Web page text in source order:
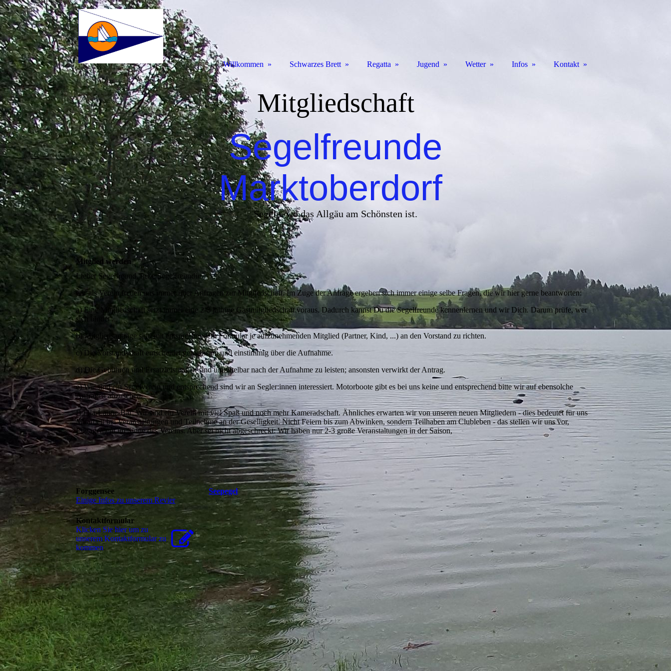
Mitgliedschaft
Segelfreunde
Marktoberdorf
Segeln, wo das Allgäu am Schönsten ist.
Mitglied werden
Lieber Segelfreund, liebe Segelfreundin,
wir als Verein freuen uns immer über Anfragen zur Mitgliedschaft. Im Zuge der Anfrage ergeben sich immer einige selbe Fragen, die wir hier gerne beantworten:
a) Eine Mitgliedschaft setzt immer eine 2-3 jährige Gastmitgliedschaft voraus. Dadurch kannst Du die Segelfreunde kennenlernen und wir Dich. Darum prüfe, wer
sich bindet ...
b) Mitgliedsanträge sind mit entsprechendem Formular je aufzunehmenden Mitglied (Partner, Kind, ...) an den Vorstand zu richten.
c) Die Vorstandschaft entscheidet gemeinsam und einstimmig über die Aufnahme.
d) Die Gebühren und Ersatzleistungen sind unmittelbar nach der Aufnahme zu leisten; ansonsten verwirkt der Antrag.
e) Wir sind ein Segelverein und entsprechend sind wir an Segler:innen interessiert. Motorboote gibt es bei uns keine und entsprechend bitte wir auf ebensolche
Anfragen abzusehen.
f) Lila-Laune-Bär: Wir sind ein Verein mit viel Spaß und noch mehr Kameradschaft. Ähnliches erwarten wir von unseren neuen Mitgliedern - dies bedeutet für uns
Mitarbeit bei Veranstaltungen und Teilnehme an der Geselligkeit. Nicht Feiern bis zum Abwinken, sondern Teilhaben am Clubleben - das stellen wir uns vor,
Engagement im Sinne des Vereins. Aber sei nicht abgeschreckt: Wir haben nur 2-3 große Veranstaltungen in der Saison,
Forggensee
Einige Infos zu unserem Revier
Kontaktformular
Klicken Sie hier um zu
unserem Kon­takt­for­mu­lar zu
kommen
Seepegel
Für aktuelle Werte bitte auf
Bezeichnung klicken.
Willkommen Schwarzes Brett Regatta Jugend Wetter Infos Kontakt